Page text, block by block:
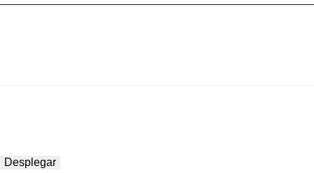
Desplegar